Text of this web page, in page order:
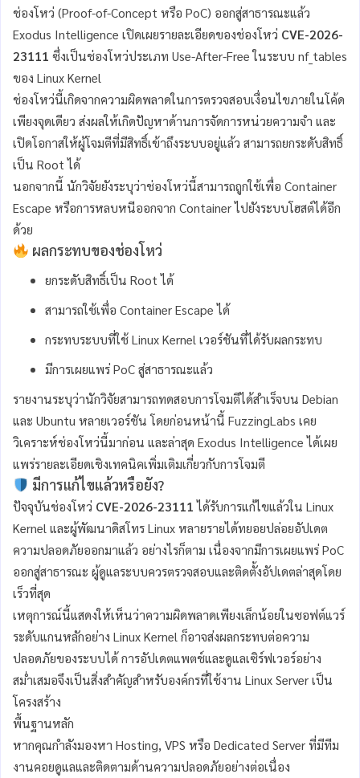
ช่องโหว่ (Proof-of-Concept หรือ PoC) ออกสู่สาธารณะแล้ว
Exodus Intelligence เปิดเผยรายละเอียดของช่องโหว่ CVE-2026-
23111 ซึ่งเป็นช่องโหว่ประเภท Use-After-Free ในระบบ nf_tables
ของ Linux Kernel
ช่องโหว่นี้เกิดจากความผิดพลาดในการตรวจสอบเงื่อนไขภายในโค้ด
เพียงจุดเดียว ส่งผลให้เกิดปัญหาด้านการจัดการหน่วยความจำ และ
เปิดโอกาสให้ผู้โจมตีที่มีสิทธิ์เข้าถึงระบบอยู่แล้ว สามารถยกระดับสิทธิ์
เป็น Root ได้
นอกจากนี้ นักวิจัยยังระบุว่าช่องโหว่นี้สามารถถูกใช้เพื่อ Container
Escape หรือการหลบหนีออกจาก Container ไปยังระบบโฮสต์ได้อีก
ด้วย
ผลกระทบของช่องโหว่
ยกระดับสิทธิ์เป็น Root ได้
สามารถใช้เพื่อ Container Escape ได้
กระทบระบบที่ใช้ Linux Kernel เวอร์ชันที่ได้รับผลกระทบ
มีการเผยแพร่ PoC สู่สาธารณะแล้ว
รายงานระบุว่านักวิจัยสามารถทดสอบการโจมตีได้สำเร็จบน Debian
และ Ubuntu หลายเวอร์ชัน โดยก่อนหน้านี้ FuzzingLabs เคย
วิเคราะห์ช่องโหว่นี้มาก่อน และล่าสุด Exodus Intelligence ได้เผย
แพร่รายละเอียดเชิงเทคนิคเพิ่มเติมเกี่ยวกับการโจมตี
มีการแก้ไขแล้วหรือยัง?
ปัจจุบันช่องโหว่ CVE-2026-23111ได้รับการแก้ไขแล้วใน Linux
Kernel และผู้พัฒนาดิสโทร Linux หลายรายได้ทยอยปล่อยอัปเดต
ความปลอดภัยออกมาแล้ว อย่างไรก็ตาม เนื่องจากมีการเผยแพร่ PoC
ออกสู่สาธารณะ ผู้ดูแลระบบควรตรวจสอบและติดตั้งอัปเดตล่าสุดโดย
เร็วที่สุด
เหตุการณ์นี้แสดงให้เห็นว่าความผิดพลาดเพียงเล็กน้อยในซอฟต์แวร์
ระดับแกนหลักอย่าง Linux Kernel ก็อาจส่งผลกระทบต่อความ
ปลอดภัยของระบบได้ การอัปเดตแพตช์และดูแลเซิร์ฟเวอร์อย่าง
สม่ำเสมอจึงเป็นสิ่งสำคัญสำหรับองค์กรที่ใช้งาน Linux Server เป็น
โครงสร้าง
พื้นฐานหลัก
หากคุณกำลังมองหา Hosting, VPS หรือ Dedicated Server ที่มีทีม
งานคอยดูแลและติดตามด้านความปลอดภัยอย่างต่อเนื่อง